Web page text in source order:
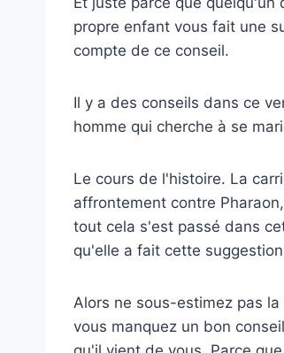
propre enfant vous fait une
compte de ce conseil.
Il y a des conseils dans ce
homme qui cherche à se
Le cours de l'histoire. La
affrontement contre
tout cela s'est passé dans
qu'elle a fait cette
Alors ne sous-estimez pas
vous manquez un bon